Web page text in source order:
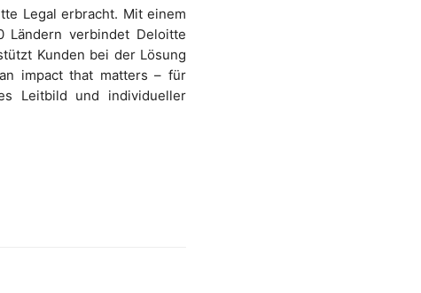
Legal erbracht. Mit einem
Ländern verbindet Deloitte
Kunden bei der Lösung
impact that matters – für
Leitbild und individueller